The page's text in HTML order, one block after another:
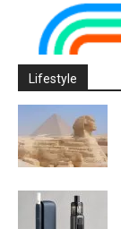
Lifestyle